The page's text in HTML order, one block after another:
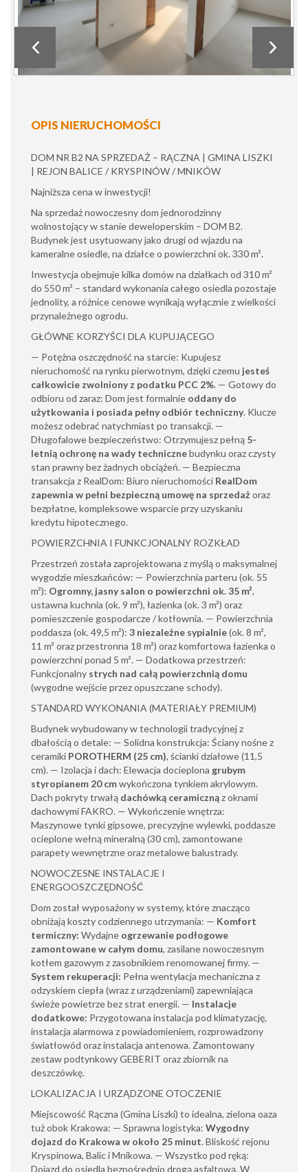
OPIS NIERUCHOMOŚCI
DOM NR B2 NA SPRZEDAŻ – RĄCZNA | GMINA LISZKI
| REJON BALICE / KRYSPINÓW / MNIKÓW
Najniższa cena w inwestycji!
Na sprzedaż nowoczesny dom jednorodzinny
wolnostojący w stanie deweloperskim – DOM B2.
Budynek jest usytuowany jako drugi od wjazdu na
kameralne osiedle, na działce o powierzchni ok. 330 m².
Inwestycja obejmuje kilka domów na działkach od 310 m²
do 550 m² – standard wykonania całego osiedla pozostaje
jednolity, a różnice cenowe wynikają wyłącznie z wielkości
przynależnego ogrodu.
GŁÓWNE KORZYŚCI DLA KUPUJĄCEGO
— Potężna oszczędność na starcie: Kupujesz
nieruchomość na rynku pierwotnym, dzięki czemu jesteś
całkowicie zwolniony z podatku PCC 2%. — Gotowy do
odbioru od zaraz: Dom jest formalnie oddany do
użytkowania i posiada pełny odbiór techniczny. Klucze
możesz odebrać natychmiast po transakcji. —
Długofalowe bezpieczeństwo: Otrzymujesz pełną 5-
letnią ochronę na wady technicznebudynku oraz czysty
stan prawny bez żadnych obciążeń. — Bezpieczna
transakcja z RealDom: Biuro nieruchomości RealDom
zapewnia w pełni bezpieczną umowę na sprzedaż oraz
bezpłatne, kompleksowe wsparcie przy uzyskaniu
kredytu hipotecznego.
POWIERZCHNIA I FUNKCJONALNY ROZKŁAD
Przestrzeń została zaprojektowana z myślą o maksymalnej
wygodzie mieszkańców: — Powierzchnia parteru (ok. 55
m²): Ogromny, jasny salon o powierzchni ok. 35 m²,
ustawna kuchnia (ok. 9 m²), łazienka (ok. 3 m²) oraz
pomieszczenie gospodarcze / kotłownia. — Powierzchnia
poddasza (ok. 49,5 m²): 3 niezależne sypialnie(ok. 8 m²,
11 m² oraz przestronna 18 m²) oraz komfortowa łazienka o
powierzchni ponad 5 m². — Dodatkowa przestrzeń:
Funkcjonalny strych nad całą powierzchnią domu
(wygodne wejście przez opuszczane schody).
STANDARD WYKONANIA (MATERIAŁY PREMIUM)
Budynek wybudowany w technologii tradycyjnej z
dbałością o detale: — Solidna konstrukcja: Ściany nośne z
ceramiki POROTHERM (25 cm), ścianki działowe (11,5
cm). — Izolacja i dach: Elewacja docieplona grubym
styropianem 20 cmwykończona tynkiem akrylowym.
Dach pokryty trwałą dachówką ceramicznąz oknami
dachowymi FAKRO. — Wykończenie wnętrza:
Maszynowe tynki gipsowe, precyzyjne wylewki, poddasze
ocieplone wełną mineralną (30 cm), zamontowane
parapety wewnętrzne oraz metalowe balustrady.
NOWOCZESNE INSTALACJE I
ENERGOOSZCZĘDNOŚĆ
Dom został wyposażony w systemy, które znacząco
obniżają koszty codziennego utrzymania: — Komfort
termiczny: Wydajne ogrzewanie podłogowe
zamontowane w całym domu, zasilane nowoczesnym
kotłem gazowym z zasobnikiem renomowanej firmy. —
System rekuperacji: Pełna wentylacja mechaniczna z
odzyskiem ciepła (wraz z urządzeniami) zapewniająca
świeże powietrze bez strat energii. — Instalacje
dodatkowe: Przygotowana instalacja pod klimatyzację,
instalacja alarmowa z powiadomieniem, rozprowadzony
światłowód oraz instalacja antenowa. Zamontowany
zestaw podtynkowy GEBERIT oraz zbiornik na
deszczówkę.
LOKALIZACJA I URZĄDZONE OTOCZENIE
Miejscowość Rączna (Gmina Liszki) to idealna, zielona oaza
tuż obok Krakowa: — Sprawna logistyka: Wygodny
dojazd do Krakowa w około 25 minut. Bliskość rejonu
Kryspinowa, Balic i Mnikowa. — Wszystko pod ręką:
Dojazd do osiedla bezpośrednio drogą asfaltową. W